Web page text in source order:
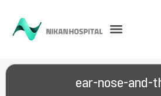
ear-nose-and-